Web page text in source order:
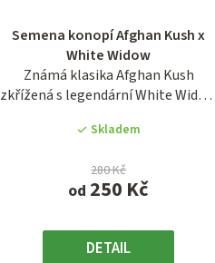
Semena konopí Afghan Kush x
White Widow
Známá klasika Afghan Kush
zkřížená s legendární White Widow
Skladem
od 250 Kč
280 Kč
DETAIL
produktu
je
3,4
z
hvězdiček.